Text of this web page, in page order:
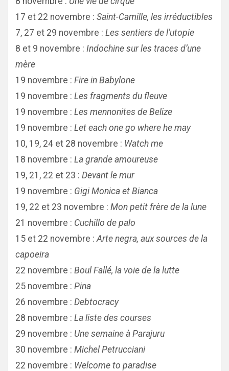
17 et 22 novembre : Saint-Camille, les irréductibles
7, 27 et 29 novembre : Les sentiers de l’utopie
8 et 9 novembre : Indochine sur les traces d’une
mère
19 novembre : Fire in Babylone
19 novembre : Les fragments du fleuve
19 novembre : Les mennonites de Belize
19 novembre : Let each one go where he may
10, 19, 24 et 28 novembre : Watch me
18 novembre : La grande amoureuse
19, 21, 22 et 23 : Devant le mur
19 novembre : Gigi Monica et Bianca
19, 22 et 23 novembre : Mon petit frère de la lune
21 novembre : Cuchillo de palo
15 et 22 novembre :Arte negra, aux sources de la
capoeira
22 novembre : Boul Fallé, la voie de la lutte
25 novembre : Pina
26 novembre : Debtocracy
28 novembre : La liste des courses
29 novembre : Une semaine à Parajuru
30 novembre : Michel Petrucciani
22 novembre : Welcome to paradise